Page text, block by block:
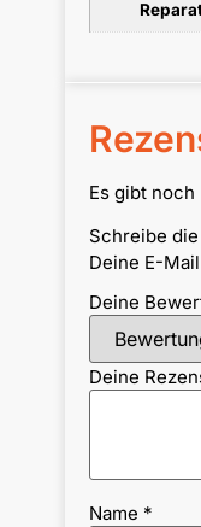
Es gibt noch
Schreibe
Deine E-
Deine
Deine
Name *